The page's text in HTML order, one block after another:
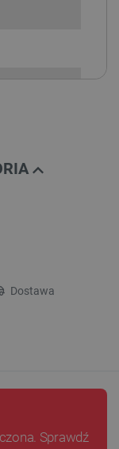
Dostawa
Sprawdź